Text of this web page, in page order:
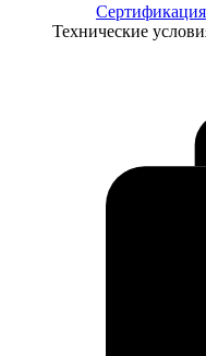
Технические